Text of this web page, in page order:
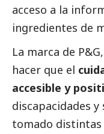
acceso a la
ingredientes de
La marca de P&G,
hacer que el
accesible y
discapacidades
tomado distintas